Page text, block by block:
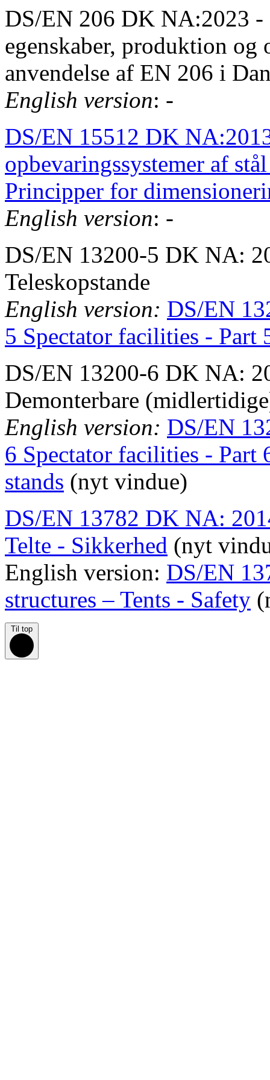
DS/EN 206 DK NA:2023
egenskaber, produktion og
anvendelse af EN 206 i
English version: -
DS/EN 15512 DK
opbevaringssystemer af
Principper for
English version: -
DS/EN 13200-5 DK NA:
Teleskopstande
English version: DS/EN
5 Spectator facilities - Part
DS/EN 13200-6 DK NA:
Demonterbare
English version: DS/EN
6 Spectator facilities - Part
stands (nyt vindue)
DS/EN 13782 DK NA:
Telte - Sikkerhed (nyt
English version: DS/EN
structures – Tents - Safety
Til top